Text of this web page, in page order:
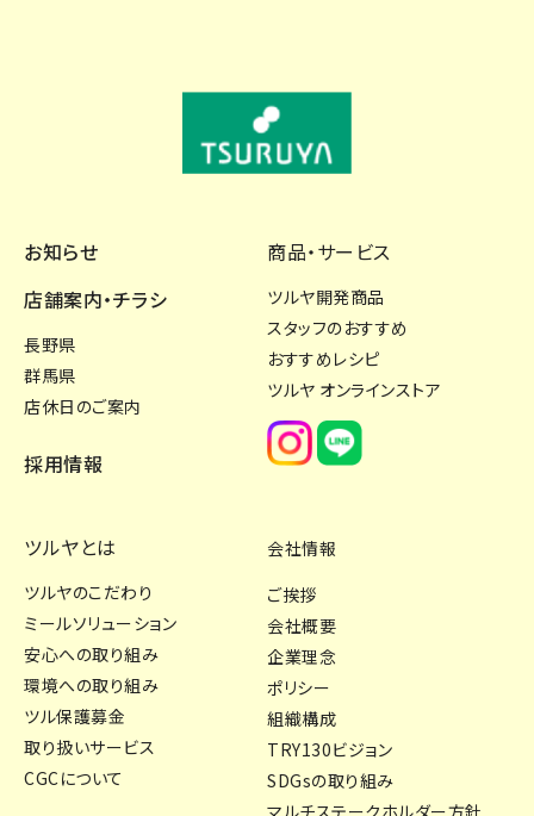
お知らせ
店舗案内・チラシ
長野県
群馬県
店休日のご案内
採用情報
商品・サービス
ツルヤ開発商品
スタッフのおすすめ
おすすめレシピ
ツルヤ オンラインストア
ツルヤとは
ツルヤのこだわり
ミールソリューション
安心への取り組み
環境への取り組み
ツル保護募金
取り扱いサービス
CGCについて
会社情報
ご挨拶
会社概要
企業理念
ポリシー
組織構成
TRY130ビジョン
SDGsの取り組み
マルチステークホルダー方針